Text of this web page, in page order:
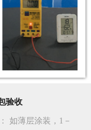
验收
： 如薄层涂装，1－